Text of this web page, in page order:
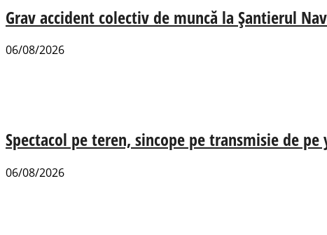
Grav accident colectiv de muncă la Șantierul
06/08/2026
Spectacol pe teren, sincope pe transmisie de
06/08/2026